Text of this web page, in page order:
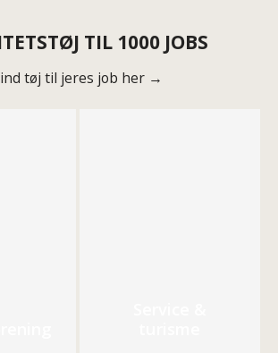
TIL 1000 JOBS
tøj til jeres job her →